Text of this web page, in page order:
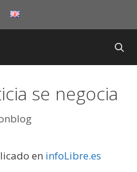
se negocia
en infoLibre.es